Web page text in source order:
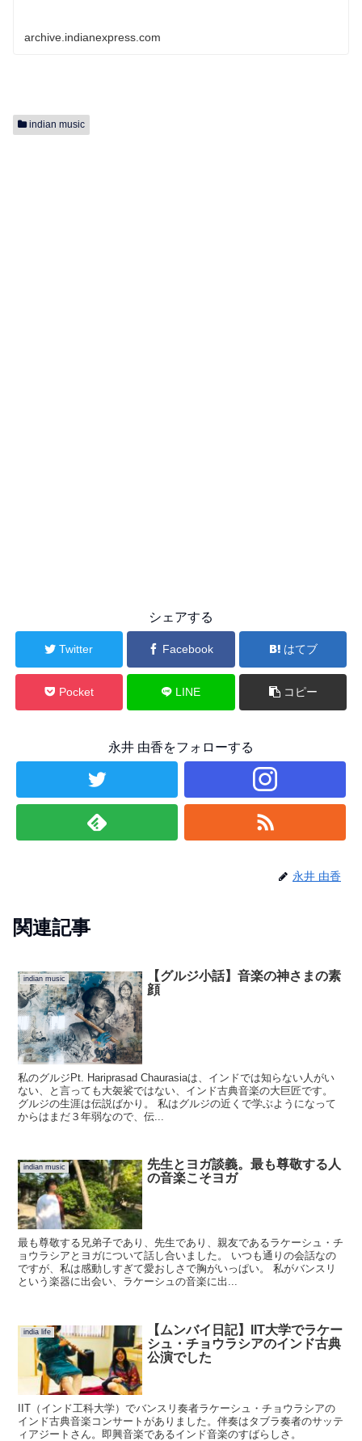
archive.indianexpress.com
indian music
シェアする
Twitter Facebook はてブ
Pocket LINE コピー
永井 由香をフォローする
永井 由香
関連記事
indian music
【グルジ小話】音楽の神さまの素
顔
私のグルジPt. Hariprasad Chaurasiaは、インドでは知らない人がい
ない、と言っても大袈裟ではない、インド古典音楽の大巨匠です。
グルジの生涯は伝説ばかり。 私はグルジの近くで学ぶようになって
からはまだ３年弱なので、伝...
indian music
先生とヨガ談義。最も尊敬する人
の音楽こそヨガ
最も尊敬する兄弟子であり、先生であり、親友であるラケーシュ・チ
ョウラシアとヨガについて話し合いました。 いつも通りの会話なの
ですが、私は感動しすぎて愛おしさで胸がいっぱい。 私がバンスリ
という楽器に出会い、ラケーシュの音楽に出...
india life
【ムンバイ日記】IIT大学でラケー
シュ・チョウラシアのインド古典
公演でした
IIT（インド工科大学）でバンスリ奏者ラケーシュ・チョウラシアの
インド古典音楽コンサートがありました。伴奏はタブラ奏者のサッテ
ィアジートさん。即興音楽であるインド音楽のすばらしさ。